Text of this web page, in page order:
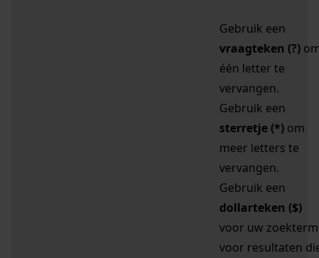
Gebruik een
vraagteken (?)
één letter te
vervangen.
Gebruik een
sterretje (*) om
meer letters te
vervangen.
Gebruik een
dollarteken ($)
voor uw zoekterm
voor resultaten